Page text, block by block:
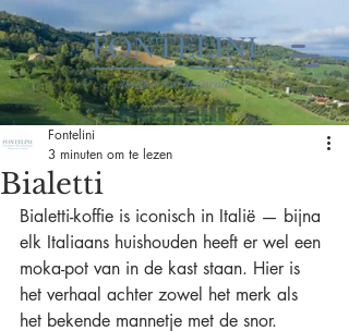
Bialetti
Fontelini
3 minuten om te lezen
Bialetti-koffie is iconisch in Italië — bijna
elk Italiaans huishouden heeft er wel een
moka-pot van in de kast staan. Hier is
het verhaal achter zowel het merk als
het bekende mannetje met de snor.